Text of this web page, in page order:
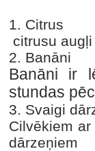
1. Citrus
citrusu
2. Banāni
Banāni ir
stundas
3. Svaigi
Cilvēkiem
dārzeņiem